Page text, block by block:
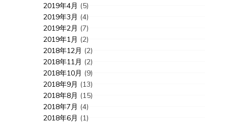
2019年4月 (5)
2019年3月 (4)
2019年2月 (7)
2019年1月 (2)
2018年12月 (2)
2018年11月 (2)
2018年10月 (9)
2018年9月 (13)
2018年8月 (15)
2018年7月 (4)
2018年6月 (1)